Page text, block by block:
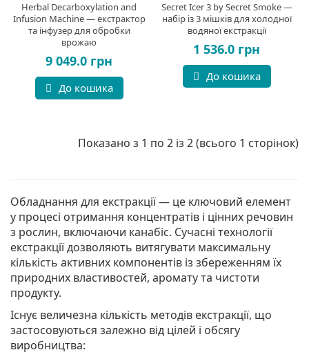
Herbal Decarboxylation and
Infusion Machine — екстрактор
та інфузер для обробки
врожаю
9 049.0 грн
До кошика
Secret Icer 3 by Secret Smoke —
набір із 3 мішків для холодної
водяної екстракції
1 536.0 грн
До кошика
Показано з 1 по 2 із 2 (всього 1 сторінок)
Обладнання для екстракції — це ключовий елемент
у процесі отримання концентратів і цінних речовин
з рослин, включаючи канабіс. Сучасні технології
екстракції дозволяють витягувати максимальну
кількість активних компонентів із збереженням їх
природних властивостей, аромату та чистоти
продукту.
Існує величезна кількість методів екстракції, що
застосовуються залежно від цілей і обсягу
виробництва: